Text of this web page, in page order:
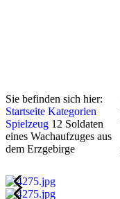
Sie befinden sich hier:
Startseite Kategorien
Spielzeug 12 Soldaten
eines Wachaufzuges aus
dem Erzgebirge